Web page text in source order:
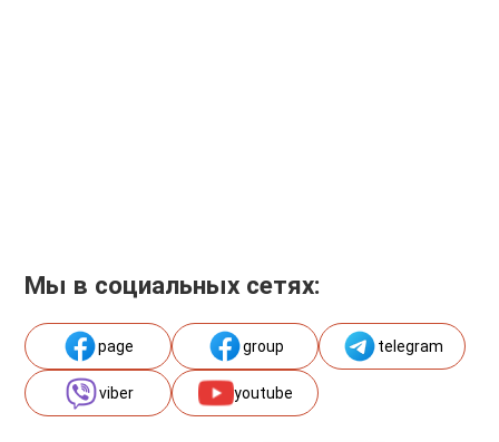
Мы в социальных сетях:
page group telegram
viber youtube